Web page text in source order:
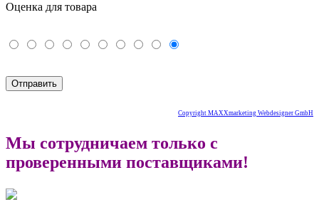
Оценка для товара
Copyright MAXXmarketing Webdesigner GmbH
Мы сотрудничаем только с
проверенными поставщиками!